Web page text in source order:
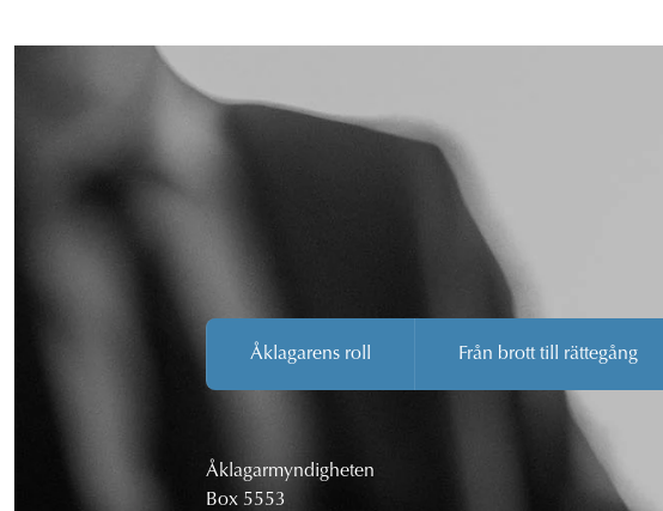
Åklagarens roll Från brott till rättegång
Åklagarmyndigheten
Box 5553